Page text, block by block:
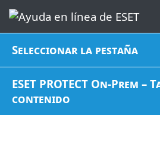
Seleccionar la pestaña
ESET PROTECT On-Prem –
contenido